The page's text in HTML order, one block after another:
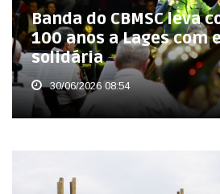
Banda do CBMSC leva
100 anos a Lages com
solidária
30/06/2026 08:54